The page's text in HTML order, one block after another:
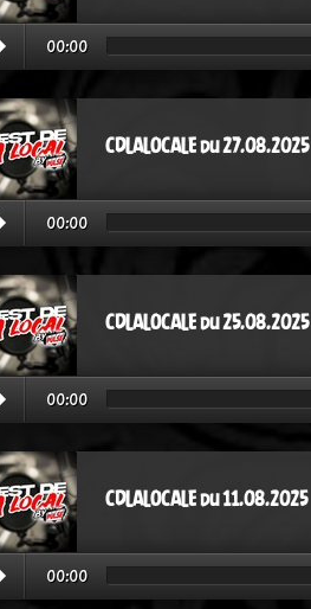
00:00
CDLALOCALE du 27.08.2025
00:00
CDLALOCALE du 25.08.2025
00:00
CDLALOCALE du 11.08.2025
00:00